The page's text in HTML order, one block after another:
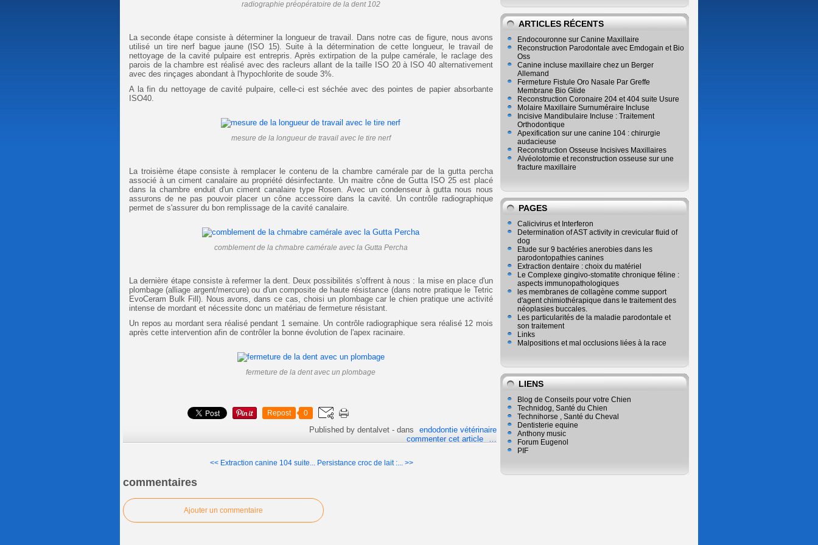
radiographie préopératoire de la dent 102
La seconde étape consiste à déterminer la longueur de travail. Dans notre cas de figure, nous avons
utilisé un tire nerf bague jaune (ISO 15). Suite à la détermination de cette longueur, le travail de
nettoyage de la cavité pulpaire est entrepris. Après extirpation de la pulpe camérale, le raclage des
parois de la chambre est réalisé avec des racleurs allant de la taille ISO 20 à ISO 40 alternativement
avec des rinçages abondant à l'hypochlorite de soude 3%.
A la fin du nettoyage de cavité pulpaire, celle-ci est séchée avec des pointes de papier absorbante
ISO40.
mesure de la longueur de travail avec le tire nerf
La troisième étape consiste à remplacer le contenu de la chambre camérale par de la gutta percha
associé à un ciment canalaire au propriété désinfectante. Un maitre cône de Gutta ISO 25 est placé
dans la chambre enduit d'un ciment canalaire type Rosen. Avec un condenseur à gutta nous nous
assurons de ne pas pouvoir placer un cône accessoire dans la cavité. Un contrôle radiographique
permet de s'assurer du bon remplissage de la cavité canalaire.
comblement de la chmabre camérale avec la Gutta Percha
La dernière étape consiste à refermer la dent. Deux possibilités s'offrent à nous : la mise en place d'un
plombage (alliage argent/mercure) ou d'un composite de haute résistance (dans notre pratique le Tetric
EvoCeram Bulk Fill). Nous avons, dans ce cas, choisi un plombage car le chien pratique une activité
intense de mordant et nécessite donc un matériau de fermeture résistant.
Un repos au mordant sera réalisé pendant 1 semaine. Un contrôle radiographique sera réalisé 12 mois
après cette intervention afin de contrôler la bonne évolution de l'apex racinaire.
fermeture de la dent avec un plombage
Repost 0
Published by dentalvet -dans
endodontie vétérinaire
commenter cet article
<< Extraction canine 104 suite... Persistance croc de lait :... >>
commentaires
Ajouter un commentaire
ARTICLES RÉCENTS
Endocouronne sur Canine Maxillaire
Reconstruction Parodontale avec Emdogain et Bio
Oss
Canine incluse maxillaire chez un Berger
Allemand
Fermeture Fistule Oro Nasale Par Greffe
Membrane Bio Glide
Reconstruction Coronaire 204 et 404 suite Usure
Molaire Maxillaire Surnuméraire Incluse
Incisive Mandibulaire Incluse : Traitement
Orthodontique
Apexification sur une canine 104 : chirurgie
audacieuse
Reconstruction Osseuse Incisives Maxillaires
Alvéolotomie et reconstruction osseuse sur une
fracture maxillaire
PAGES
Calicivirus et Interferon
Determination of AST activity in crevicular fluid of
dog
Etude sur 9 bactéries anerobies dans les
parodontopathies canines
Extraction dentaire : choix du matériel
Le Complexe gingivo-stomatite chronique féline :
aspects immunopathologiques
les membranes de collagène comme support
d'agent chimiothérapique dans le traitement des
néoplasies buccales.
Les particularités de la maladie parodontale et
son traitement
Links
Malpositions et mal occlusions liées à la race
LIENS
Blog de Conseils pour votre Chien
Technidog, Santé du Chien
Technihorse , Santé du Cheval
Dentisterie equine
Anthony music
Forum Eugenol
PIF